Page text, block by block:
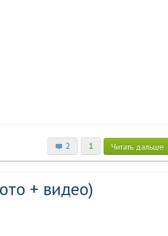
2 1 Читать дальше
+ видео)